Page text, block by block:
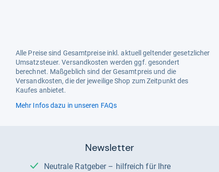
Alle Preise sind Gesamtpreise inkl. aktuell geltender gesetzlicher
Umsatzsteuer. Versandkosten werden ggf. gesondert
berechnet. Maßgeblich sind der Gesamtpreis und die
Versandkosten, die der jeweilige Shop zum Zeitpunkt des
Kaufes anbietet.
Mehr Infos dazu in unseren FAQs
Newsletter
Neutrale Ratgeber – hilfreich für Ihre